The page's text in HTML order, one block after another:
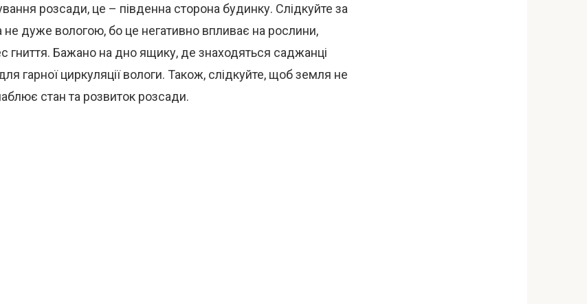
розсади, це – південна сторона будинку. Слідкуйте за
дуже вологою, бо це негативно впливає на рослини,
гниття. Бажано на дно ящику, де знаходяться саджанці
гарної циркуляції вологи. Також, слідкуйте, щоб земля не
стан та розвиток розсади.